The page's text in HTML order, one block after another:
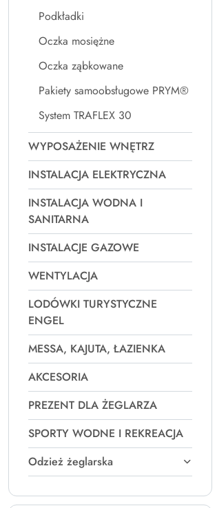
Podkładki
Oczka mosiężne
Oczka ząbkowane
Pakiety samoobsługowe PRYM®
System TRAFLEX 30
WYPOSAŻENIE WNĘTRZ
INSTALACJA ELEKTRYCZNA
INSTALACJA WODNA I
SANITARNA
INSTALACJE GAZOWE
WENTYLACJA
LODÓWKI TURYSTYCZNE
ENGEL
MESSA, KAJUTA, ŁAZIENKA
AKCESORIA
PREZENT DLA ŻEGLARZA
SPORTY WODNE I REKREACJA
Odzież żeglarska